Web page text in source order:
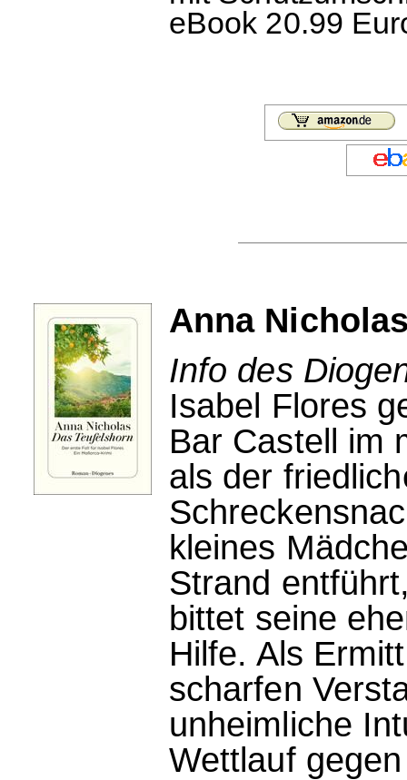
eBook 20.99
Anna
Info des
Isabel Flores
Bar Castell im
als der
kleines
Strand
bittet seine
Hilfe. Als
scharfen
unheimliche
Wettlauf